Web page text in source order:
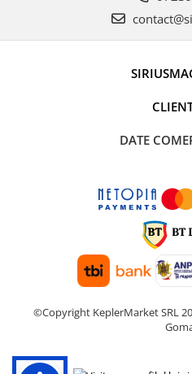
DATE
©Copyright KeplerMarket SRL